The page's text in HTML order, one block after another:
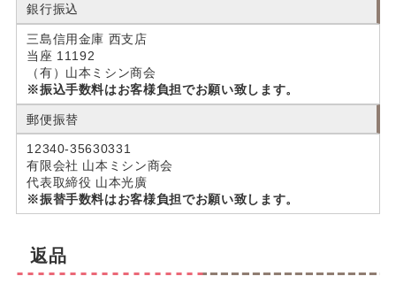
銀行振込
三島信用金庫 西支店
当座 11192
（有）山本ミシン商会
※振込手数料はお客様負担でお願い致します。
郵便振替
12340-35630331
有限会社 山本ミシン商会
代表取締役 山本光廣
※振替手数料はお客様負担でお願い致します。
返品